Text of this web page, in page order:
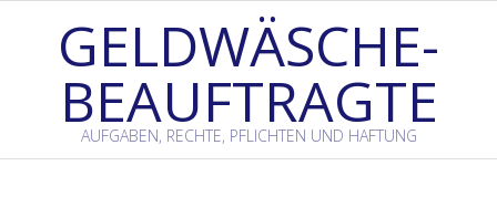
GELDWÄSCHE-
BEAUFTRAGTE
AUFGABEN, RECHTE, PFLICHTEN UND HAFTUNG